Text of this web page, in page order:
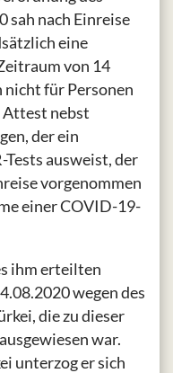
sah nach Einreise
eine
von 14
nicht für Personen
Attest nebst
der ein
Tests ausweist, der
vorgenommen
einer COVID-19-
ihm erteilten
wegen des
die zu dieser
war.
unterzog er sich